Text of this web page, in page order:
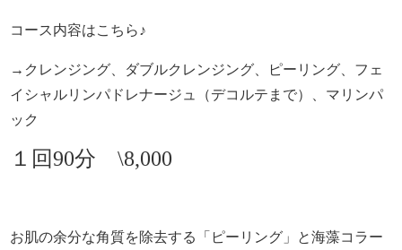
コース内容はこちら♪
→クレンジング、ダブルクレンジング、ピーリング、フェ
イシャルリンパドレナージュ（デコルテまで）、マリンパ
ック
１回90分 \8,000
お肌の余分な角質を除去する「ピーリング」と海藻コラー